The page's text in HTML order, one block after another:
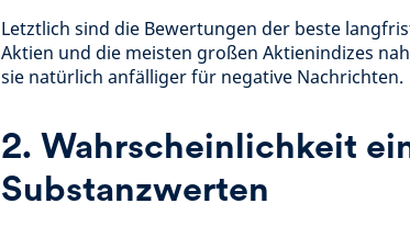
Letztlich sind die Bewertungen der beste
Aktien und die meisten großen Aktienindizes
sie natürlich anfälliger für negative Nachrichten.
2. Wahrscheinlichkeit
Substanzwerten